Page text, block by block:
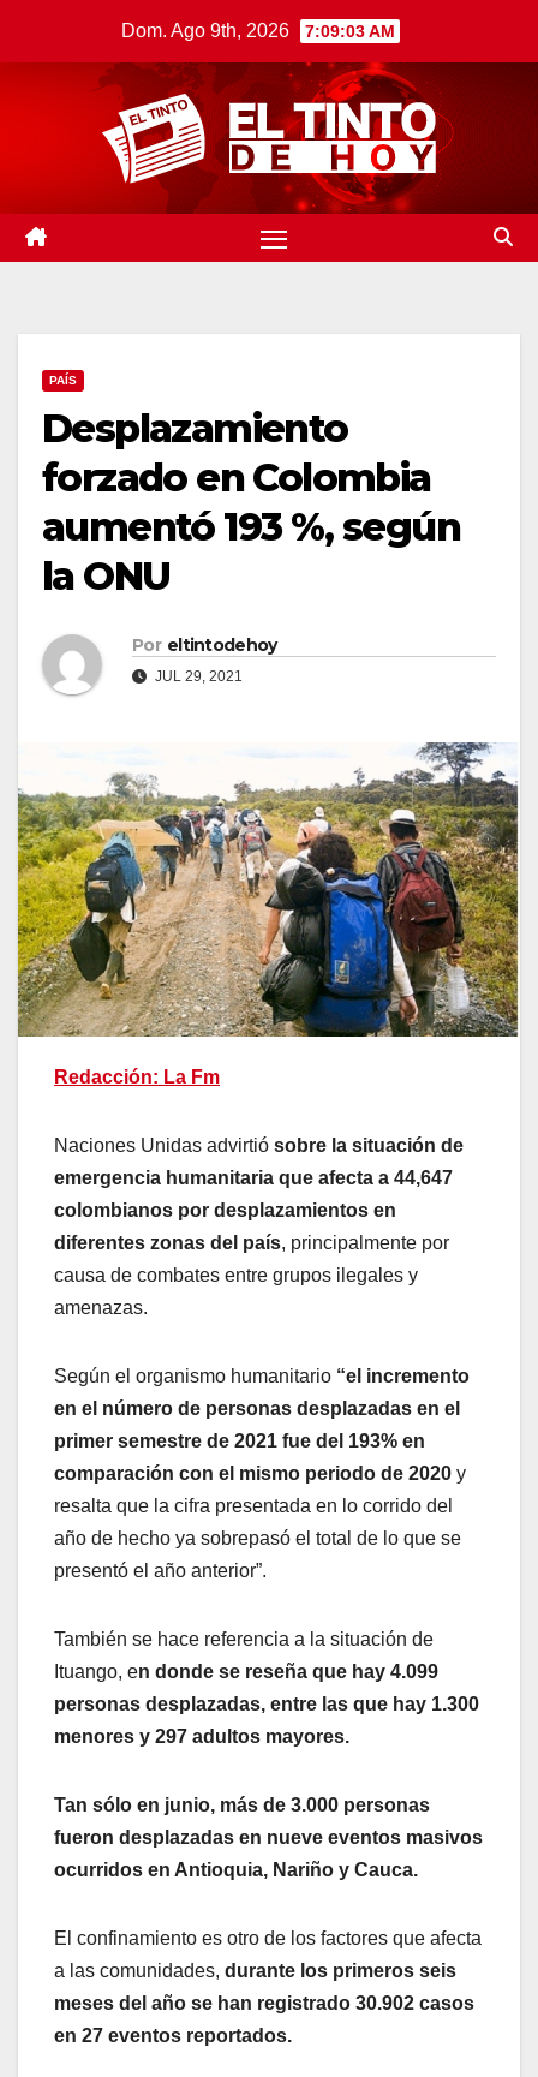
Dom. Ago 9th, 2026 7:09:04 AM
PAÍS
Desplazamiento
forzado en Colombia
aumentó 193 %, según
la ONU
Por eltintodehoy
JUL 29, 2021
Redacción: La Fm
Naciones Unidas advirtió sobre la situación de
emergencia humanitaria que afecta a 44,647
colombianos por desplazamientos en
diferentes zonas del país, principalmente por
causa de combates entre grupos ilegales y
amenazas.
Según el organismo humanitario “el incremento
en el número de personas desplazadas en el
primer semestre de 2021 fue del 193% en
comparación con el mismo periodo de 2020 y
resalta que la cifra presentada en lo corrido del
año de hecho ya sobrepasó el total de lo que se
presentó el año anterior”.
También se hace referencia a la situación de
Ituango, en donde se reseña que hay 4.099
personas desplazadas, entre las que hay 1.300
menores y 297 adultos mayores.
Tan sólo en junio, más de 3.000 personas
fueron desplazadas en nueve eventos masivos
ocurridos en Antioquia, Nariño y Cauca.
El confinamiento es otro de los factores que afecta
a las comunidades, durante los primeros seis
meses del año se han registrado 30.902 casos
en 27 eventos reportados.